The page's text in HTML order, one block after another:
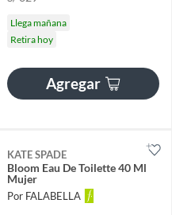
Llega mañana
Retira hoy
Agregar
KATE SPADE
Bloom Eau De Toilette 40 Ml
Mujer
Por FALABELLA